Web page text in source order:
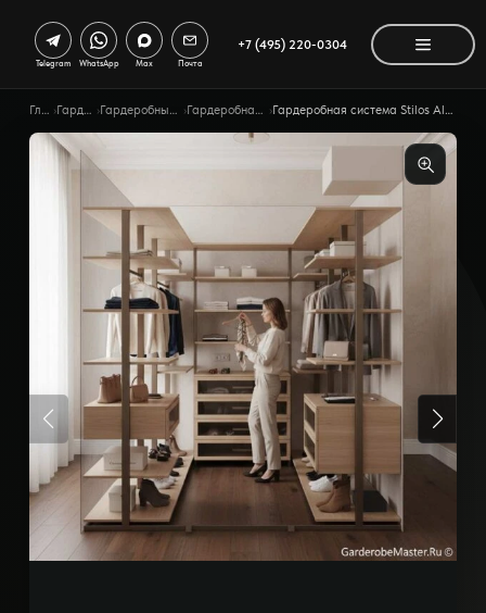
+7 (495) 220-0304
Telegram WhatsApp Max Почта
Главная › Гардеробные › Гардеробные по помещению › Гардеробная система Stilos › Гардеробная система Stilos Alum ссимметричной композицией